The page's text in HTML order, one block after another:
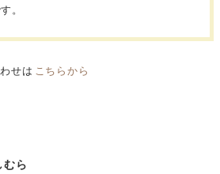
。
せは こちらから
むら